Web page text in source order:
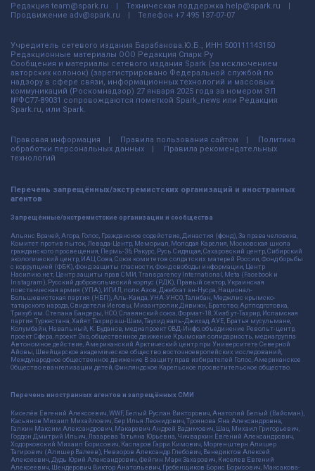
Редакция team@spark.ru Техническая поддержка help@spark.ru
Продвижение adv@spark.ru Телефон +7 495 137-07-07
Учредитель сетевого издания Барабанова.Ю.Б., ИНН 500111143150
Редакционные материалы ООО Редакция Спарк Ру
Сообщения и материалы сетевого издания Spark (за исключением
авторских колонок) (зарегистрировано Федеральной службой по
надзору в сфере связи, информационных технологий и массовых
коммуникаций (Роскомнадзор) 27 января 2025 года за номером ЭЛ
№ФС77-89031 сопровождаются пометкой Spark_news или Редакция
Spark.ru, или Spark.
Правовая информация Правила пользования сайтом
Политика
обработки персональных данных
Правила рекомендательных
технологий
Перечень запрещённых/экстремистских организаций и иностранных
агентов
Запрещённые/экстремистские организации и сообщества
Альянс Врачей, Агора, Голос, Гражданское содействие, Династия (фонд), За права человека,
Комитет против пыток, Левада-Центр, Мемориал, Молодая Карелия, Московская школа
гражданского просвещения, Пермь-36, Ракурс, Русь Сидящая, Сахаровский центр, Сибирский
экологический центр, ИАЦ Сова, Союз комитетов солдатских матерей России, Фонд борьбы
с коррупцией (ФБК), Фонд защиты гласности, Фонд свободы информации, Центр
Насилию.нет, Центр защиты прав СМИ, Transparency International, Meta (Facebook и
Instagram), Русский добровольческий корпус (РДК), Правый сектор, Украинская
повстанческая армия (УПА), ИГИЛ, полк Азов, Джебхат ан-Нусра, Национал-
Большевистская партия (НБП), Аль-Каида, УНА-УНСО, Талибан, Меджлис крымско-
татарского народа, Свидетели Иеговы, Мизантропик Дивижн, Братство, Артподготовка,
Тризуб им. Степана Бандеры, НСО, Славянский союз, Формат-18, Хизб ут-Тахрир, Исламская
партия Туркестана, Хайят Тахрир аш-Шам, Таухид валь-Джихад, АУЕ, Братья мусульмане,
Колумбайн, Навальный, К. Буданов, медиапроект ОВД-Инфо, объединение Револьт-центр,
проект Сфера, проект Эхо, общественное движение Крымская солидарность, медиагруппа
Автономное действие, Американский Арктический центр при Университете Северной
Айовы, Швейцарское академическое общество восточноевропейских исследований,
Международное общественное движение В защиту прав избирателей Голос, Американское
Общество евангелизации детей, Финляндское Карельское просветительское общество.
Перечень иностранных агентов и запрещённых СМИ
Киселёв Евгений Алекссевич, WWF, Белый Руслан Викторович, Анатолий Белый (Вайсман),
Касьянов Михаил Михайлович, Бер Илья Леонидович, Троянова Яна Александровна,
Галкин Максим Александрович, Макаревич Андрей Вадимович, Шац Михаил Григорьевич,
Гордон Дмитрий Ильич, Лазарева Татьяна Юрьевна, Чичваркин Евгений Александрович,
Ходорковский Михаил Борисович, Каспаров Гарри Кимович, Моргенштерн Алишер
Тагирович (Алишер Валеев), Невзоров Александр Глебович, Венедиктов Алексей
Алексеевич, Дудь Юрий Александрович, Фейгин Марк Захарович, Киселев Евгений
Алексеевич, Шендерович Виктор Анатольевич, Гребенщиков Борис Борисович, Максакова-